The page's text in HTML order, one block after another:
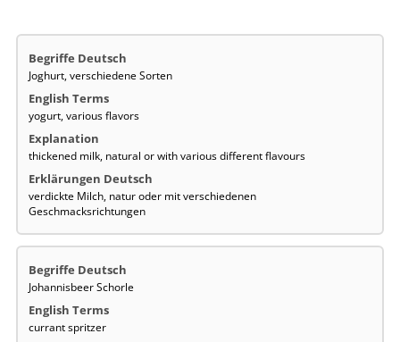
Joghurt, verschiedene Sorten
yogurt, various flavors
thickened milk, natural or with various different flavours
verdickte Milch, natur oder mit verschiedenen
Geschmacksrichtungen
Johannisbeer Schorle
currant spritzer